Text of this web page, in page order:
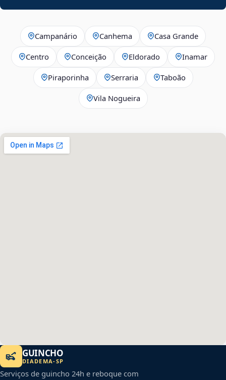
Campanário Canhema Casa Grande
Centro Conceição Eldorado Inamar
Piraporinha Serraria Taboão
Vila Nogueira
GUINCHO
DIADEMA-SP
Serviços de guincho 24h e reboque com